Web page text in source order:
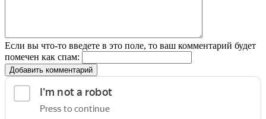
Если вы что-то введете в это поле, то ваш комментарий будет
помечен как спам:
Добавить комментарий